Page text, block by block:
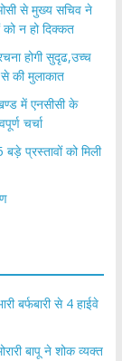
से मुख्य सचिव ने
को न हो दिक्कत
होगी सुदृढ,उच्च
से की मुलाकात
में एनसीसी के
चर्चा
प्रस्तावों को मिली
बर्फबारी से 4 हाईवे
बापू ने शोक व्यक्त